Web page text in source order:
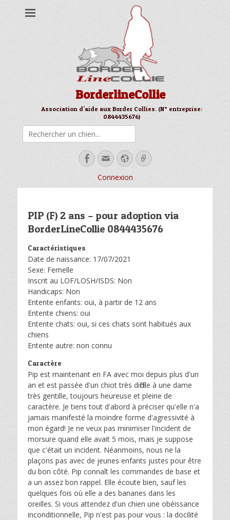
BorderlineCollie
Association d'aide aux Border Collies. (N° entreprise:
0844435676)
Facebook
EmailSite
web
Link
Connexion
PIP (F) 2 ans – pour adoption via
BorderLineCollie 0844435676
Caractéristiques
Date de naissance: 17/07/2021
Sexe: Femelle
Inscrit au LOF/LOSH/ISDS: Non
Handicaps: Non
Entente enfants: oui, à partir de 12 ans
Entente chiens: oui
Entente chats: oui, si ces chats sont habitués aux
chiens
Entente autre: non connu
Caractère
Pip est maintenant en FA avec moi depuis plus d'un
an et est passée d'un chiot très difficile à une dame
très gentille, toujours heureuse et pleine de
caractère. Je tiens tout d'abord à préciser qu'elle n'a
jamais manifesté la moindre forme d'agressivité à
mon égard! Je ne veux pas minimiser l'incident de
morsure quand elle avait 5 mois, mais je suppose
que c'était un incident. Néanmoins, nous ne la
plaçons pas avec de jeunes enfants justes pour être
du bon côté. Pip connaît les commandes de base et
a un assez bon rappel. Elle écoute bien, sauf les
quelques fois où elle a des bananes dans les
oreilles. Si vous attendez d'un chien une obéissance
inconditionnelle, Pip n'est pas pour vous : la docilité